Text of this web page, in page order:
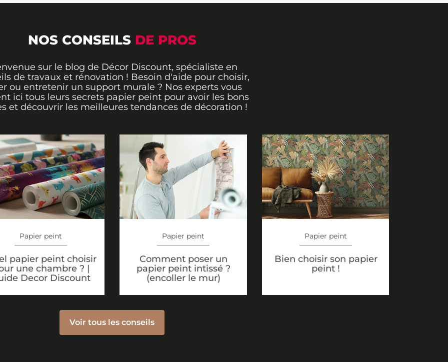
ou un bureau.
NOS CONSEILS DE PROS
sur le blog de Décor Discount, spécialiste en
de travaux et rénovation ! Besoin d'aide pour choisir,
ou entretenir un support murale ? Nos experts vous
ici tous leurs secrets papier peint pour avoir les bons
et découvrir les meilleures tendances de décoration !
Papier peint
papier peint choisir
une chambre ? |
Decor Discount
Papier peint
Comment poser un
papier peint intissé ?
(encoller le mur)
Papier peint
Bien choisir son papier
peint !
Voir tous les conseils